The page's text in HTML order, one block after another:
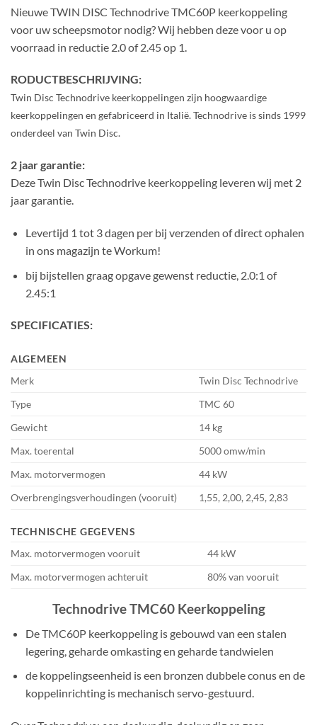
Nieuwe TWIN DISC Technodrive TMC60P keerkoppeling
voor uw scheepsmotor nodig? Wij hebben deze voor u op
voorraad in reductie 2.0 of 2.45 op 1.
RODUCTBESCHRIJVING:
Twin Disc Technodrive keerkoppelingen zijn hoogwaardige
keerkoppelingen en gefabriceerd in Italië. Technodrive is sinds 1999
onderdeel van Twin Disc.
2 jaar garantie:
Deze Twin Disc Technodrive keerkoppeling leveren wij met 2
jaar garantie.
Levertijd 1 tot 3 dagen per bij verzenden of direct ophalen
in ons magazijn te Workum!
bij bijstellen graag opgave gewenst reductie, 2.0:1 of
2.45:1
SPECIFICATIES:
ALGEMEEN
Merk
Twin Disc Technodrive
Type
TMC 60
Gewicht
14 kg
Max. toerental
5000 omw/min
Max. motorvermogen
44 kW
Overbrengingsverhoudingen (vooruit)
1,55, 2,00, 2,45, 2,83
TECHNISCHE GEGEVENS
Max. motorvermogen vooruit
44 kW
Max. motorvermogen achteruit
80% van vooruit
Technodrive TMC60 Keerkoppeling
De TMC60P keerkoppeling is gebouwd van een stalen
legering, geharde omkasting en geharde tandwielen
de koppelingseenheid is een bronzen dubbele conus en de
koppelinrichting is mechanisch servo-gestuurd.